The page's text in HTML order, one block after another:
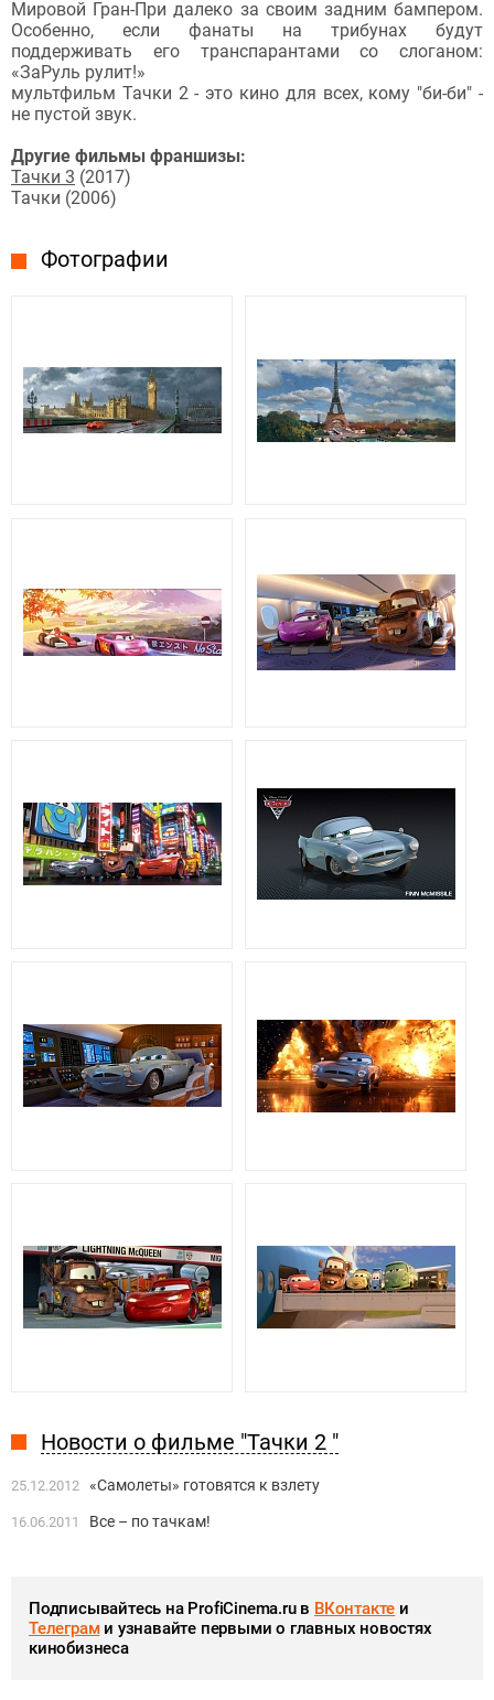
Мировой Гран-При далеко за своим задним бампером.
Особенно, если фанаты на трибунах будут
поддерживать его транспарантами со слоганом:
«ЗаРуль рулит!»
мультфильм Тачки 2 - это кино для всех, кому "би-би" -
не пустой звук.
Другие фильмы франшизы:
Тачки 3 (2017)
Тачки (2006)
Фотографии
Новости о фильме "Тачки 2 "
25.12.2012 «Самолеты» готовятся к взлету
16.06.2011 Все – по тачкам!
Подписывайтесь на ProfiCinema.ru в ВКонтакте и
Телеграми узнавайте первыми о главных новостях
кинобизнеса